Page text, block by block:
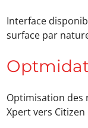
Interface
surface par
Optimisation des
Xpert vers Citizen